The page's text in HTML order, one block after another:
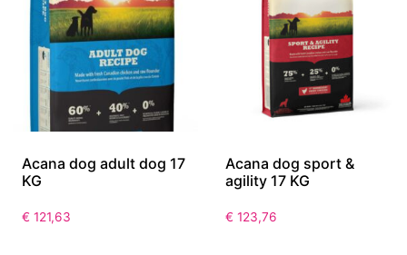
Acana dog adult dog 17
KG
€ 121,63
Acana dog sport &
agility 17 KG
€ 123,76